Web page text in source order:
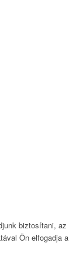
biztosítani, az
Ön elfogadja a